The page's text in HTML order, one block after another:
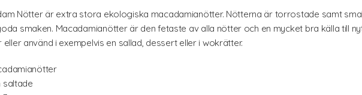
Nötter är extra stora ekologiska macadamianötter. Nötterna är torrostade samt
smaken. Macadamianötter är den fetaste av alla nötter och en mycket bra källa till
använd i exempelvis en sallad, dessert eller i wokrätter.
saltade